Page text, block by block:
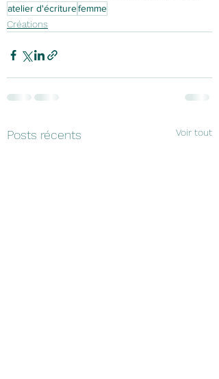
atelier d'écriturefemme
Créations
Posts récents Voir tout